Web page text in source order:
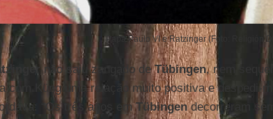
Papa Paulo VI e Ratzinger (Foto: Religión
não saiu zangado deTübingen, nem
com Küng uma relação muito positiva e despedi-
“Os três anos emTübingendecorreram